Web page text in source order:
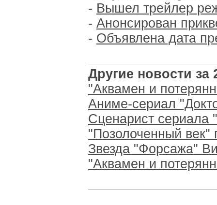
- Вышел трейлер
- Анонсирован
- Объявлена дата
Другие новости за
"Аквамен и
Аниме-сериал
Сценарист сериала
"Позолоченный век"
Звезда "Форсажа"
"Аквамен и